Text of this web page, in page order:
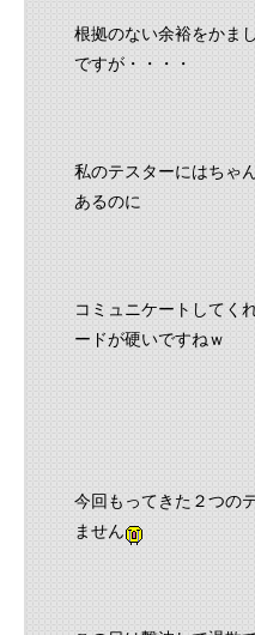
根拠のない余裕をかま
ですが・・・・
私のテスターにはちゃ
あるのに
コミュニケートしてく
ードが硬いですねｗ
今回もってきた２つの
ません